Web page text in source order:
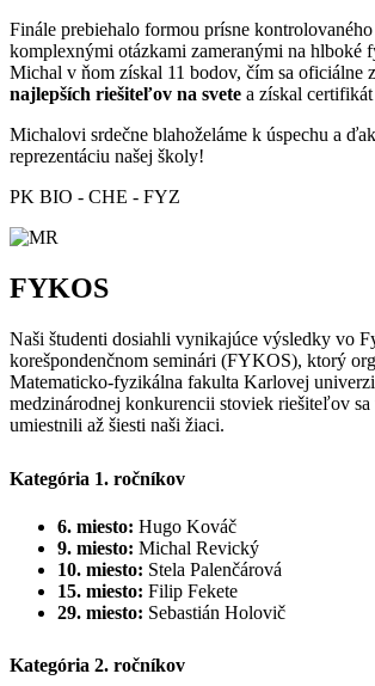
Finále prebiehalo formou prísne
komplexnými otázkami zameranými na hlboké
Michal v ňom získal 11 bodov, čím sa oficiálne
najlepších riešiteľov na svete a získal
Michalovi srdečne blahoželáme k úspechu a
reprezentáciu našej školy!
PK BIO - CHE - FYZ
FYKOS
Naši študenti dosiahli vynikajúce výsledky vo
korešpondenčnom seminári (FYKOS), ktorý
Matematicko-fyzikálna fakulta Karlovej
medzinárodnej konkurencii stoviek riešiteľov
umiestnili až šiesti naši žiaci.
Kategória 1. ročníkov
6. miesto: Hugo Kováč
9. miesto: Michal Revický
10. miesto: Stela Palenčárová
15. miesto: Filip Fekete
29. miesto: Sebastián Holovič
Kategória 2. ročníkov